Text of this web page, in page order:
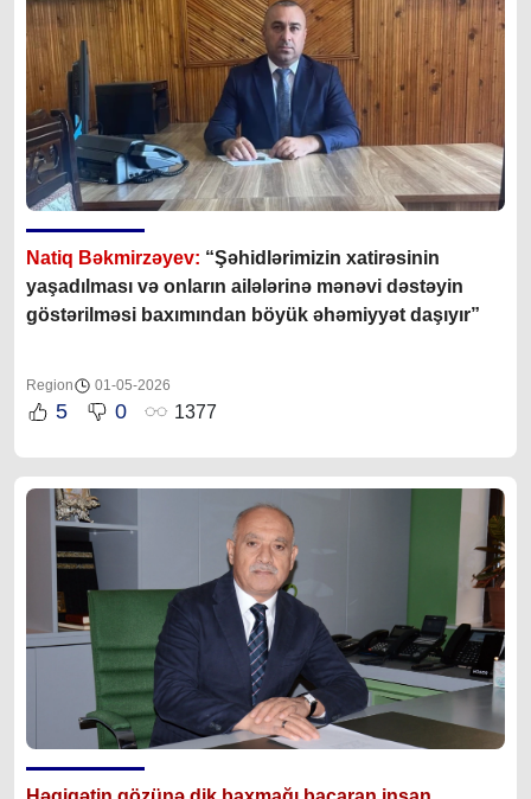
Natiq Bəkmirzəyev: “Şəhidlərimizin xatirəsinin
yaşadılması və onların ailələrinə mənəvi dəstəyin
göstərilməsi baxımından böyük əhəmiyyət daşıyır”
Region 01-05-2026
5 0 1377